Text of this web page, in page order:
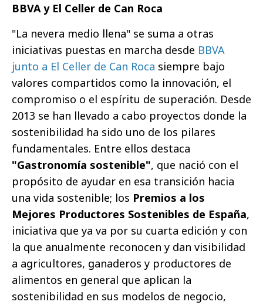
BBVA y El Celler de Can Roca
"La nevera medio llena" se suma a otras
iniciativas puestas en marcha desde BBVA
junto a El Celler de Can Roca siempre bajo
valores compartidos como la innovación, el
compromiso o el espíritu de superación. Desde
2013 se han llevado a cabo proyectos donde la
sostenibilidad ha sido uno de los pilares
fundamentales. Entre ellos destaca
"Gastronomía sostenible", que nació con el
propósito de ayudar en esa transición hacia
una vida sostenible; los Premios a los
Mejores Productores Sostenibles de España,
iniciativa que ya va por su cuarta edición y con
la que anualmente reconocen y dan visibilidad
a agricultores, ganaderos y productores de
alimentos en general que aplican la
sostenibilidad en sus modelos de negocio,